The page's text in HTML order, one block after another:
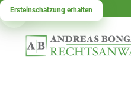
Ersteinschätzung erhalten